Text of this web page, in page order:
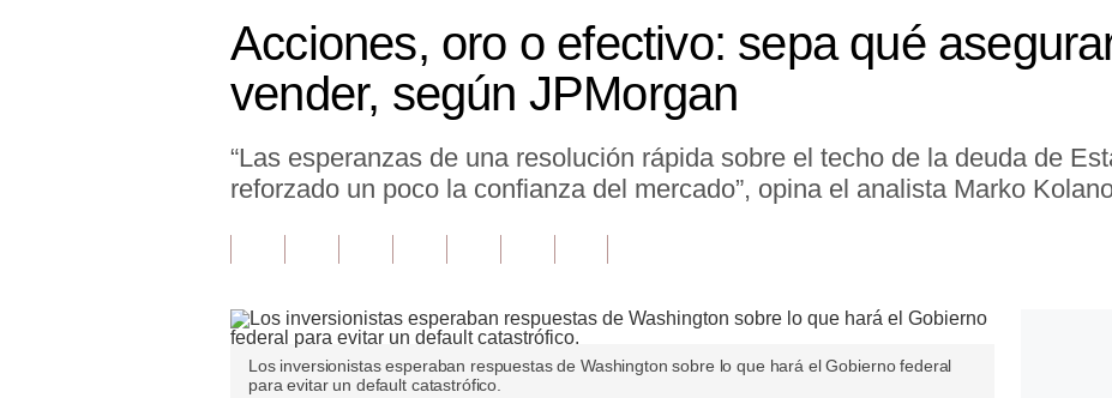
Acciones, oro o efectivo: sepa qué
vender, según JPMorgan
“Las esperanzas de una resolución rápida sobre el techo de la deuda de
reforzado un poco la confianza del mercado”, opina el analista Marko
Los inversionistas esperaban respuestas de Washington sobre lo que hará el Gobierno federal
para evitar un default catastrófico.